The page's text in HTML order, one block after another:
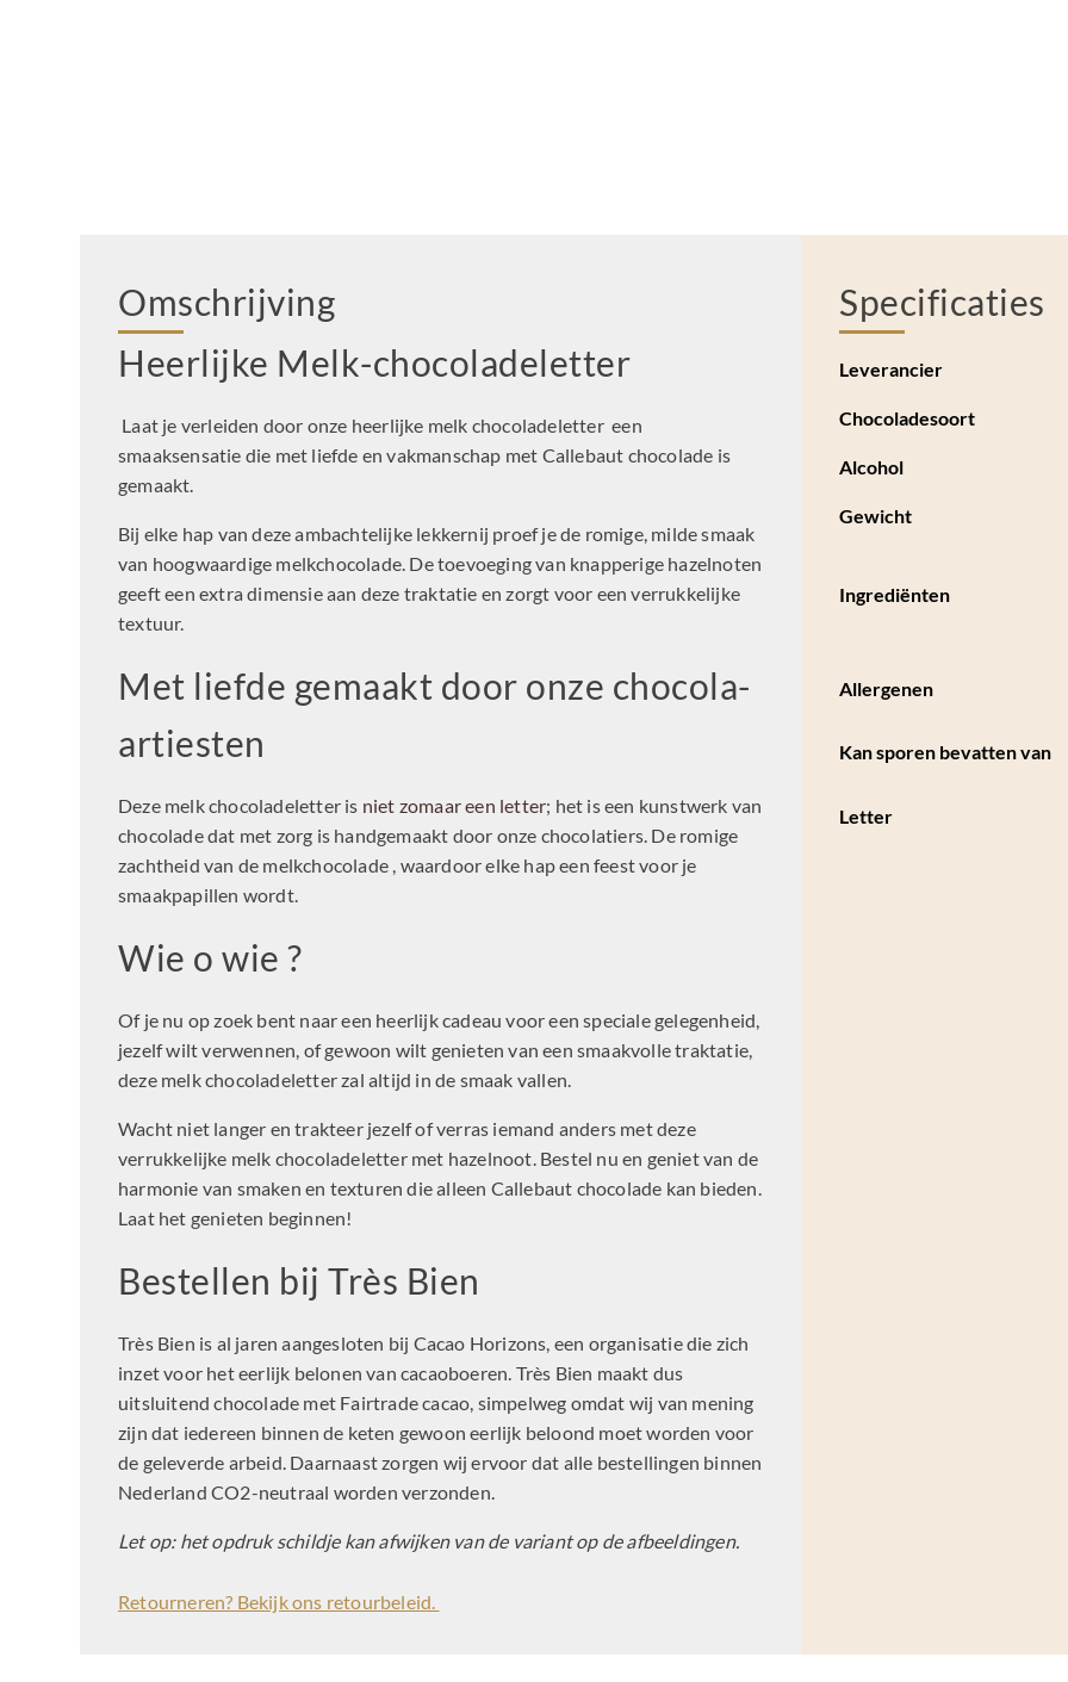
Omschrijving
Heerlijke Melk-chocoladeletter
Laat je verleiden door onze heerlijke melk chocoladeletter een
smaaksensatie die met liefde en vakmanschap met Callebaut chocolade is
gemaakt.
Bij elke hap van deze ambachtelijke lekkernij proef je de romige, milde smaak
van hoogwaardige melkchocolade. De toevoeging van knapperige hazelnoten
geeft een extra dimensie aan deze traktatie en zorgt voor een verrukkelijke
textuur.
Met liefde gemaakt door onze chocola-
artiesten
Deze melk chocoladeletter is niet zomaar een letter; het is een kunstwerk van
chocolade dat met zorg is handgemaakt door onze chocolatiers. De romige
zachtheid van de melkchocolade , waardoor elke hap een feest voor je
smaakpapillen wordt.
Wie o wie ?
Of je nu op zoek bent naar een heerlijk cadeau voor een speciale gelegenheid,
jezelf wilt verwennen, of gewoon wilt genieten van een smaakvolle traktatie,
deze melk chocoladeletter zal altijd in de smaak vallen.
Wacht niet langer en trakteer jezelf of verras iemand anders met deze
verrukkelijke melk chocoladeletter met hazelnoot. Bestel nu en geniet van de
harmonie van smaken en texturen die alleen Callebaut chocolade kan bieden.
Laat het genieten beginnen!
Bestellen bij Très Bien
Très Bien is al jaren aangesloten bij Cacao Horizons, een organisatie die zich
inzet voor het eerlijk belonen van cacaoboeren. Très Bien maakt dus
uitsluitend chocolade met Fairtrade cacao, simpelweg omdat wij van mening
zijn dat iedereen binnen de keten gewoon eerlijk beloond moet worden voor
de geleverde arbeid. Daarnaast zorgen wij ervoor dat alle bestellingen binnen
Nederland CO2-neutraal worden verzonden.
Let op: het opdruk schildje kan afwijken van de variant op de afbeeldingen.
Retourneren? Bekijk ons retourbeleid.
Specificaties
Leverancier
Chocoladesoort
Alcohol
Gewicht
Ingrediënten
Allergenen
Kan sporen bevatten van
Letter